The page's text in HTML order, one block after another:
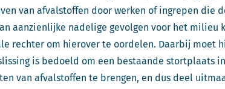
van afvalstoffen door werken of ingrepen die
aanzienlijke nadelige gevolgen voor het milieu
rechter om hierover te oordelen. Daarbij moet
is bedoeld om een bestaande stortplaats
van afvalstoffen te brengen, en dus deel